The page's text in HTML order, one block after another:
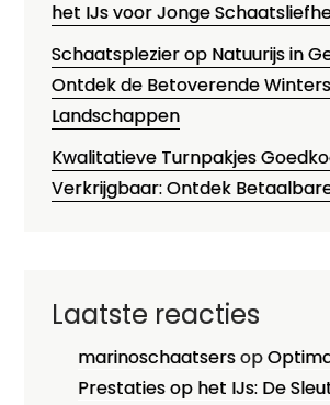
het IJs voor Jonge
Schaatsplezier op Natuurijs in
Ontdek de Betoverende
Landschappen
Kwalitatieve Turnpakjes
Verkrijgbaar: Ontdek
Laatste reacties
marinoschaatsersop
Prestaties op het IJs: De